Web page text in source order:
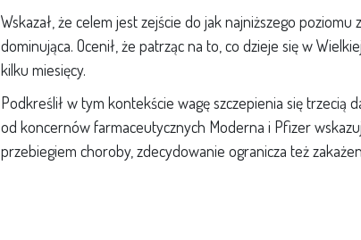
Wskazał, że celem jest zejście do jak najniższego
dominująca. Ocenił, że patrząc na to, co dzieje się w
kilku miesięcy.
Podkreślił w tym kontekście wagę szczepienia się trzecią
od koncernów farmaceutycznych Moderna i Pfizer
przebiegiem choroby, zdecydowanie ogranicza też